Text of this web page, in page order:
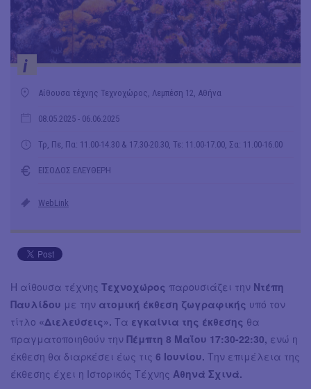
i
Αίθουσα τέχνης Τεχνοχώρος, Λεμπέση 12, Αθήνα
08.05.2025 - 06.06.2025
Τρ, Πε, Πα: 11.00-14.30 & 17.30-20.30, Τε: 11.00-17.00, Σα: 11.00-16.00
ΕΙΣΟΔΟΣ ΕΛΕΥΘΕΡΗ
WebLink
Η αίθουσα τέχνης Τεχνοχώρος παρουσιάζει την Ντέπη
Παυλίδου με την ατομική έκθεση ζωγραφικής υπό τον
τίτλο «Διελεύσεις». Τα εγκαίνια της έκθεσης θα
πραγματοποιηθούν την Πέμπτη 8 Μαΐου 17:30-22:30, ενώ η
έκθεση θα διαρκέσει έως τις 6 Ιουνίου. Την επιμέλεια της
έκθεσης έχει η Ιστορικός Τέχνης Αθηνά Σχινά.